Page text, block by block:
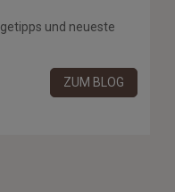
und neueste
ZUM BLOG